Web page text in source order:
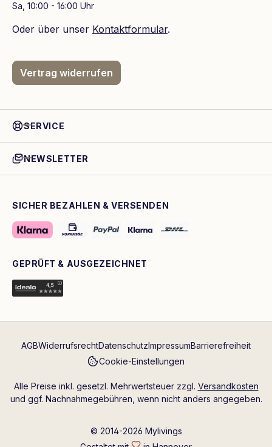
Sa, 10:00 - 16:00 Uhr
Oder über unser Kontaktformular.
Vertrag widerrufen
SERVICE
NEWSLETTER
SICHER BEZAHLEN & VERSENDEN
GEPRÜFT & AUSGEZEICHNET
AGBWiderrufsrechtDatenschutzImpressumBarrierefreiheit
Cookie-Einstellungen
Alle Preise inkl. gesetzl. Mehrwertsteuer zzgl. Versandkosten
und ggf. Nachnahmegebühren, wenn nicht anders angegeben.
© 2014-2026 Mylivings